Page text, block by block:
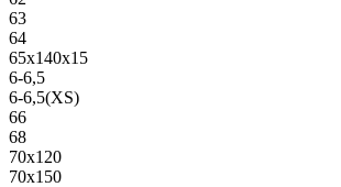
63
64
65х140х15
6-6,5
6-6,5(XS)
66
68
70х120
70х150